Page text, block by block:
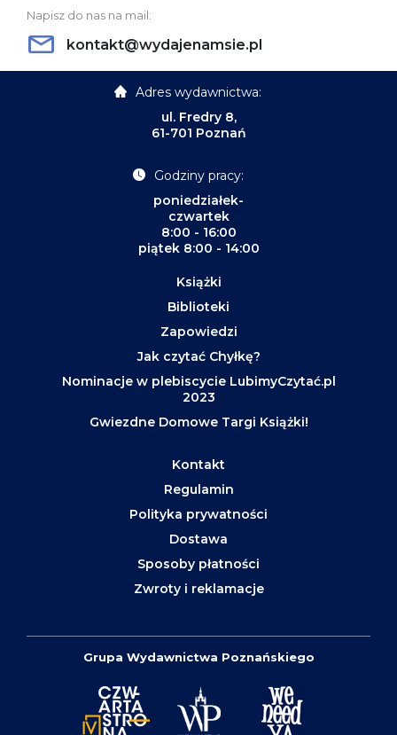
Napisz do nas na mail:
kontakt@wydajenamsie.pl
Adres wydawnictwa:
ul. Fredry 8,
61-701 Poznań
Godziny pracy:
poniedziałek-
czwartek
8:00 - 16:00
piątek 8:00 - 14:00
Książki
Biblioteki
Zapowiedzi
Jak czytać Chyłkę?
Nominacje w plebiscycie LubimyCzytać.pl
2023
Gwiezdne Domowe Targi Książki!
Kontakt
Regulamin
Polityka prywatności
Dostawa
Sposoby płatności
Zwroty i reklamacje
Grupa Wydawnictwa Poznańskiego